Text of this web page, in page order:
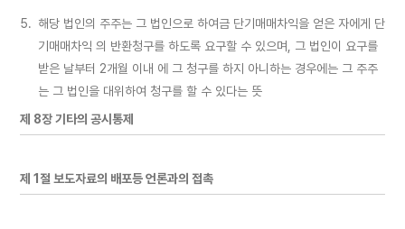
5. 해당 법인의 주주는 그 법인으로 하여금 단기매매차익을 얻은 자에게 단
기매매차익 의 반환청구를 하도록 요구할 수 있으며, 그 법인이 요구를
받은 날부터 2개월 이내 에 그 청구를 하지 아니하는 경우에는 그 주주
는 그 법인을 대위하여 청구를 할 수 있다는 뜻
제 8장 기타의 공시통제
제 1절 보도자료의 배포등 언론과의 접촉